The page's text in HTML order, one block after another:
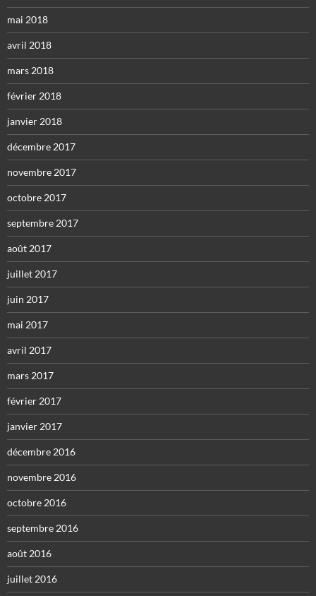
mai 2018
avril 2018
mars 2018
février 2018
janvier 2018
décembre 2017
novembre 2017
octobre 2017
septembre 2017
août 2017
juillet 2017
juin 2017
mai 2017
avril 2017
mars 2017
février 2017
janvier 2017
décembre 2016
novembre 2016
octobre 2016
septembre 2016
août 2016
juillet 2016